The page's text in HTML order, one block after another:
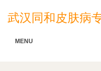
武汉同和皮肤病
MENU